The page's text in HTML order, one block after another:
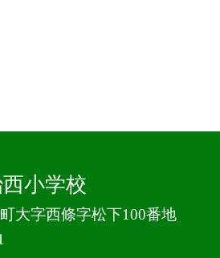
小学校
大字西條字松下100番地